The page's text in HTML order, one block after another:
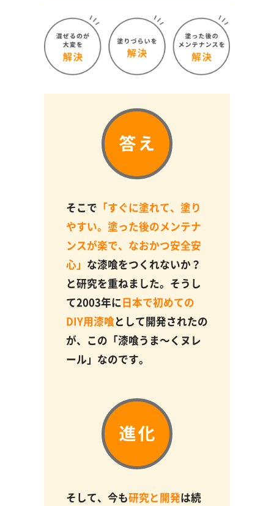
そこで 「すぐに塗れて、塗り
やすい。塗った後のメンテナ
ンスが楽で、なおかつ安全安
心」 な漆喰をつくれないか？
と研究を重ねました。そうし
て2003年に日本で初めての
DIY用漆喰として開発されたの
が、この「漆喰うま～くヌレ
ール」なのです。
そして、今も研究と開発は続